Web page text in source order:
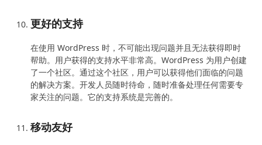
更好的支持
在使用 WordPress 时，不可能出现问题并且无法获得即时
帮助。用户获得的支持水平非常高。WordPress 为用户创建
了一个社区。通过这个社区，用户可以获得他们面临的问题
的解决方案。开发人员随时待命，随时准备处理任何需要专
家关注的问题。它的支持系统是完善的。
移动友好